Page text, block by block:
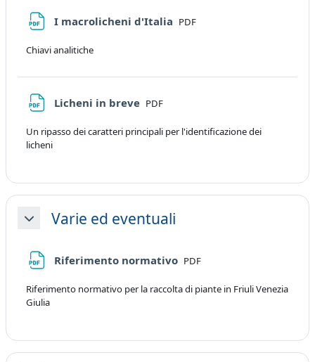
I macrolicheni d'Italia File
PDF
Chiavi analitiche
Licheni in breve File
PDF
Un ripasso dei caratteri principali per l'identificazione dei
licheni
MinimizzaVarie ed eventuali
Riferimento normativo File
PDF
Riferimento normativo per la raccolta di piante in Friuli Venezia
Giulia